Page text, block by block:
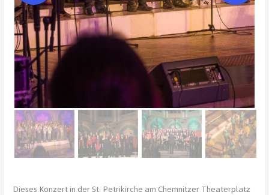
Dieses Konzert in der St. Petrikirche am Chemnitzer Theaterplatz